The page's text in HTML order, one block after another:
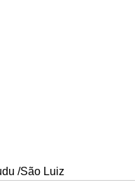
/São Luiz